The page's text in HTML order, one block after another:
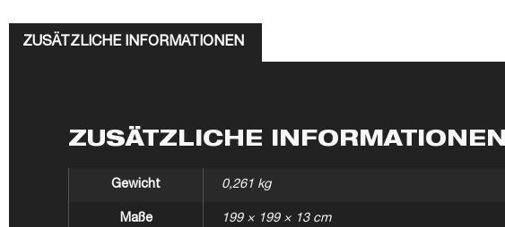
ZUSÄTZLICHE INFORMATIONEN
ZUSÄTZLICHE INFORMATIONEN
Gewicht 0,261 kg
Maße 199 × 199 × 13 cm